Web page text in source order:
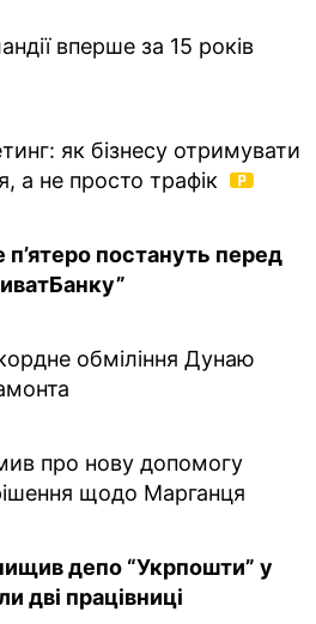
вперше за 15 років
як бізнесу отримувати
а не просто трафік
постануть перед
обміління Дунаю
про нову допомогу
щодо Марганця
депо “Укрпошти” у
дві працівниці